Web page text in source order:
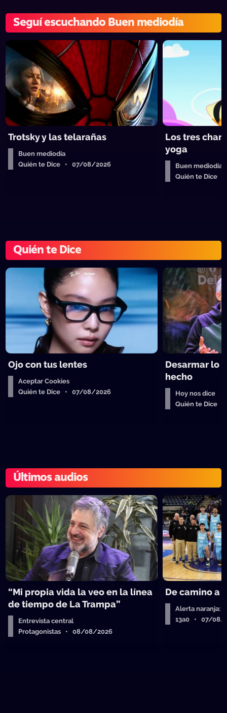
Seguí escuchando Buen mediodía
Trotsky y las telarañas
Buen mediodía
Quién te Dice • 07/08/2026
Los tres
yoga
Buen mediodía
Quién te Dice
Quién te Dice
Ojo con tus lentes
Aceptar Cookies
Quién te Dice • 07/08/2026
Desarmar lo
hecho
Hoy nos dice
Quién te Dice
Últimos audios
“Mi propia vida la veo en la línea
de tiempo de La Trampa”
Entrevista central
Protagonistas • 08/08/2026
De camino a
Alerta naranja:
13a0 • 07/08/